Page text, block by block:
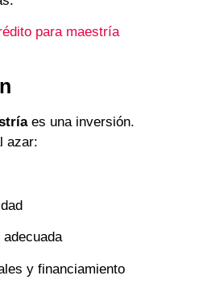
para maestría
es una inversión.
azar:
adecuada
y financiamiento